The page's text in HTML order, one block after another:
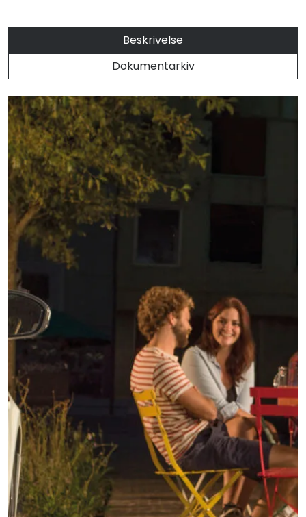
Beskrivelse
Dokumentarkiv